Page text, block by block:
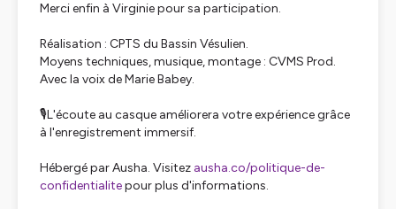
Merci enfin à Virginie pour sa participation.
Réalisation : CPTS du Bassin Vésulien.
Moyens techniques, musique, montage : CVMS Prod.
Avec la voix de Marie Babey.
🎙️L'écoute au casque améliorera votre expérience grâce
à l'enregistrement immersif.
Hébergé par Ausha. Visitez ausha.co/politique-de-
confidentialitepour plus d'informations.